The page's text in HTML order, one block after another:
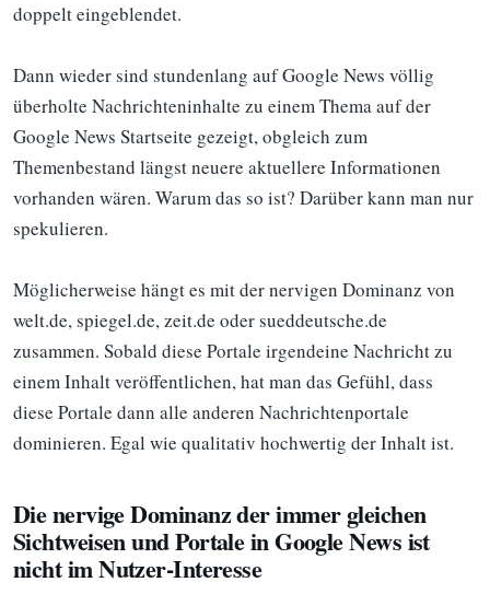
doppelt eingeblendet.
Dann wieder sind stundenlang auf Google News völlig
überholte Nachrichteninhalte zu einem Thema auf der
Google News Startseite gezeigt, obgleich zum
Themenbestand längst neuere aktuellere Informationen
vorhanden wären. Warum das so ist? Darüber kann man nur
spekulieren.
Möglicherweise hängt es mit der nervigen Dominanz von
welt.de, spiegel.de, zeit.de oder sueddeutsche.de
zusammen. Sobald diese Portale irgendeine Nachricht zu
einem Inhalt veröffentlichen, hat man das Gefühl, dass
diese Portale dann alle anderen Nachrichtenportale
dominieren. Egal wie qualitativ hochwertig der Inhalt ist.
Die nervige Dominanz der immer gleichen
Sichtweisen und Portale in Google News ist
nicht im Nutzer-Interesse